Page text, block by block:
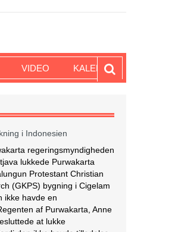
VIDEO KALENDER
i Indonesien
regeringsmyndigheden
lukkede Purwakarta
Protestant Christian
(GKPS) bygning i Cigelam
ikke havde en
af Purwakarta, Anne
at lukke